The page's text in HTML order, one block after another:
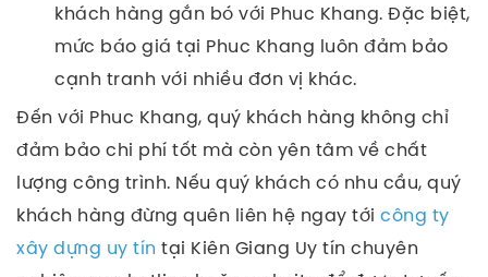
khách hàng gắn bó với Phuc Khang. Đặc biệt,
mức báo giá tại Phuc Khang luôn đảm bảo
cạnh tranh với nhiều đơn vị khác.
Đến với Phuc Khang, quý khách hàng không chỉ
đảm bảo chi phí tốt mà còn yên tâm về chất
lượng công trình. Nếu quý khách có nhu cầu, quý
khách hàng đừng quên liên hệ ngay tới công ty
xây dựng uy tín tại Kiên Giang Uy tín chuyên